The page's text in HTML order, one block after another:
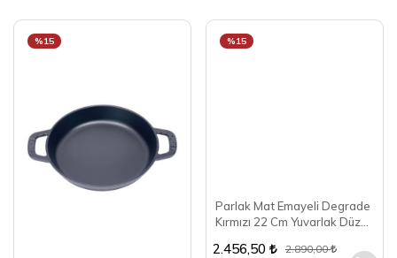
%15
Parlak Mat Emayeli Degrade
Kırmızı 22 Cm Yuvarlak Düz
%15
2.456,50 2.890,00